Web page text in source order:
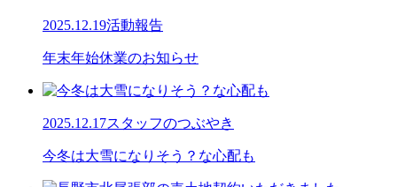
2025.12.19活動報告
年末年始休業のお知らせ
2025.12.17スタッフのつぶやき
今冬は大雪になりそう？な心配も